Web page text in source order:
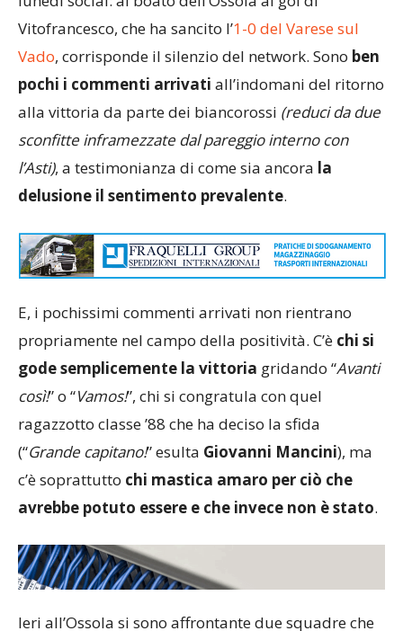
Vitofrancesco, che ha sancito l’1-0 del Varese sul
Vado, corrisponde il silenzio del network. Sono ben
pochi i commenti arrivati all’indomani del ritorno
alla vittoria da parte dei biancorossi (reduci da due
sconfitte inframezzate dal pareggio interno con
l’Asti), a testimonianza di come sia ancora la
delusione il sentimento prevalente.
E, i pochissimi commenti arrivati non rientrano
propriamente nel campo della positività. C’è
gode semplicemente la vittoria
gridando “
”, chi si congratula con quel
ragazzotto classe ’88 che ha deciso la sfida
Grande capitano!
c’è soprattutto
chi mastica amaro per ciò che
avrebbe potuto essere e che invece non è stato